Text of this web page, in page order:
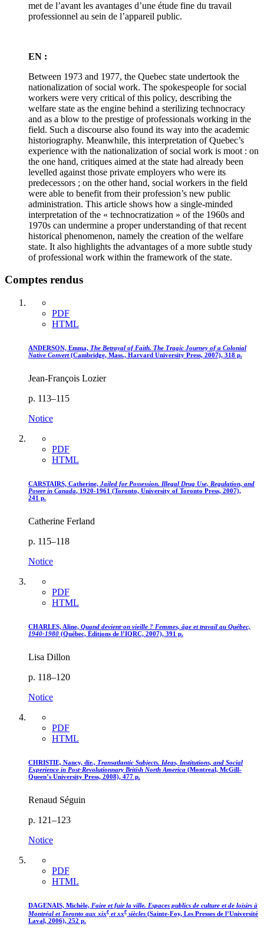
met de l’avant les avantages d’une étude fine du travail
professionnel au sein de l’appareil public.
EN :
Between 1973 and 1977, the Quebec state undertook the
nationalization of social work. The spokespeople for social
workers were very critical of this policy, describing the
welfare state as the engine behind a sterilizing technocracy
and as a blow to the prestige of professionals working in the
field. Such a discourse also found its way into the academic
historiography. Meanwhile, this interpretation of Quebec’s
experience with the nationalization of social work is moot : on
the one hand, critiques aimed at the state had already been
levelled against those private employers who were its
predecessors ; on the other hand, social workers in the field
were able to benefit from their profession’s new public
administration. This article shows how a single-minded
interpretation of the « technocratization » of the 1960s and
1970s can undermine a proper understanding of that recent
historical phenomenon, namely the creation of the welfare
state. It also highlights the advantages of a more subtle study
of professional work within the framework of the state.
Comptes rendus
PDF
HTML
ANDERSON, Emma, The Betrayal of Faith. The Tragic Journey of a Colonial
Native Convert(Cambridge, Mass., Harvard University Press, 2007), 318 p.
Jean-François Lozier
p. 113–115
Notice
PDF
HTML
CARSTAIRS, Catherine, Jailed for Possession. Illegal Drug Use, Regulation, and
Power in Canada, 1920-1961 (Toronto, University of Toronto Press, 2007),
241 p.
Catherine Ferland
p. 115–118
Notice
PDF
HTML
CHARLES, Aline, Quand devient-on vieille ? Femmes, âge et travail au Québec,
1940-1980 (Québec, Éditions de l’IQRC, 2007), 391 p.
Lisa Dillon
p. 118–120
Notice
PDF
HTML
CHRISTIE, Nancy, dir., Transatlantic Subjects. Ideas, Institutions, and Social
Experience in Post-Revolutionnary British North America (Montreal, McGill-
Queen’s University Press, 2008), 477 p.
Renaud Séguin
p. 121–123
Notice
PDF
HTML
DAGENAIS, Michèle, Faire et fuir la ville. Espaces publics de culture et de loisirs à
Montréal et Toronto aux xixe etxxe siècles (Sainte-Foy, Les Presses de l’Université
Laval, 2006), 252 p.